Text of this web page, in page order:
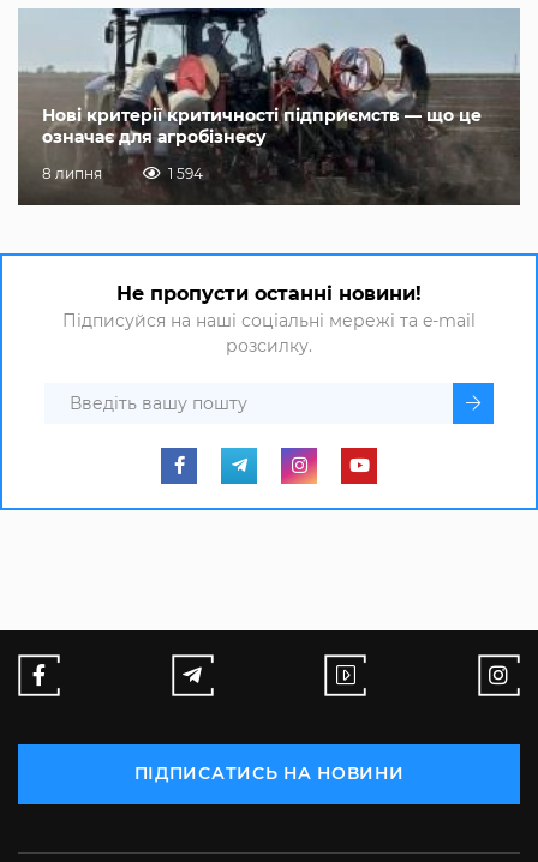
Нові критерії критичності підприємств — що це
означає для агробізнесу
8 липня 1 594
Не пропусти останні новини!
Підписуйся на наші соціальні мережі та e-mail
розсилку.
ПІДПИСАТИСЬ НА НОВИНИ